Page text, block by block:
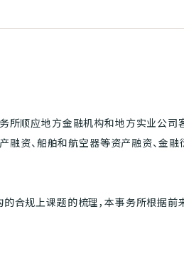
所顺应地方金融机构和地方实业公司
融资、船舶和航空器等资产融资、金
合规上课题的梳理，本事务所根据